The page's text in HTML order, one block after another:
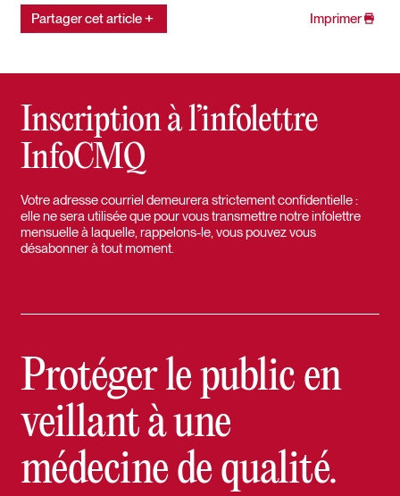
Partager cet article Imprimer
Inscription à l’infolettre
InfoCMQ
Votre adresse courriel demeurera strictement confidentielle :
elle ne sera utilisée que pour vous transmettre notre infolettre
mensuelle à laquelle, rappelons-le, vous pouvez vous
désabonner à tout moment.
Protéger le public en
veillant à une
médecine de qualité.